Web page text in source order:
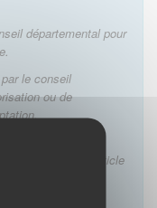
départemental pour
le conseil
ou de
prévues à l'article